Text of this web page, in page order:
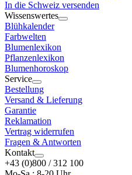
In die Schweiz versenden
Wissenswertes
Blühkalender
Farbwelten
Blumenlexikon
Pflanzenlexikon
Blumenhoroskop
Service
Bestellung
Versand & Lieferung
Garantie
Reklamation
Vertrag widerrufen
Fragen & Antworten
Kontakt
+43 (0)800 / 312 100